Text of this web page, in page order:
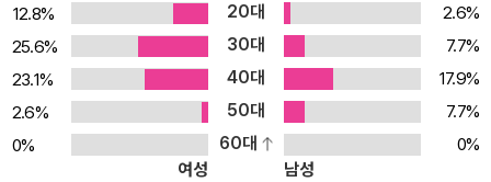
12.8%
20대
2.6%
25.6%
30대
7.7%
23.1%
40대
17.9%
2.6%
50대
7.7%
0%
60대
0%
여성
남성